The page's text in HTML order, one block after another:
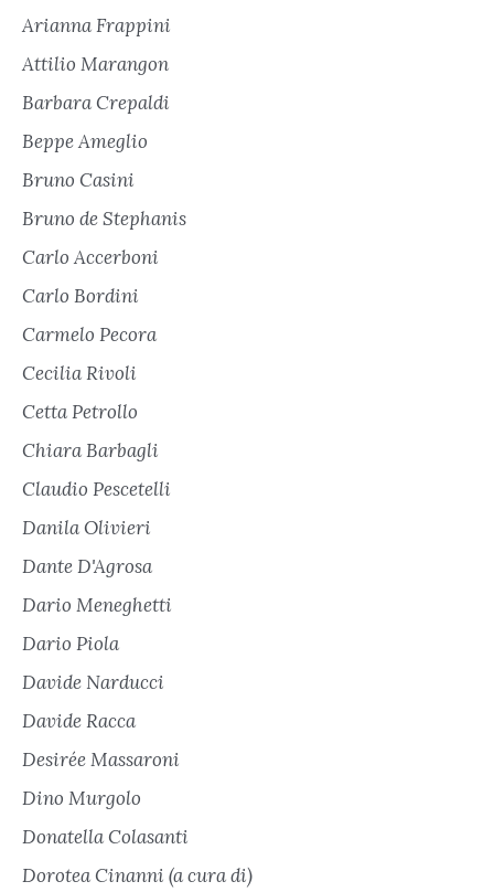
Arianna Frappini
Attilio Marangon
Barbara Crepaldi
Beppe Ameglio
Bruno Casini
Bruno de Stephanis
Carlo Accerboni
Carlo Bordini
Carmelo Pecora
Cecilia Rivoli
Cetta Petrollo
Chiara Barbagli
Claudio Pescetelli
Danila Olivieri
Dante D'Agrosa
Dario Meneghetti
Dario Piola
Davide Narducci
Davide Racca
Desirée Massaroni
Dino Murgolo
Donatella Colasanti
Dorotea Cinanni (a cura di)